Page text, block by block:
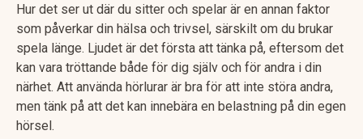
Hur det ser ut där du sitter och spelar är en annan faktor
som påverkar din hälsa och trivsel, särskilt om du brukar
spela länge. Ljudet är det första att tänka på, eftersom det
kan vara tröttande både för dig själv och för andra i din
närhet. Att använda hörlurar är bra för att inte störa andra,
men tänk på att det kan innebära en belastning på din egen
hörsel.